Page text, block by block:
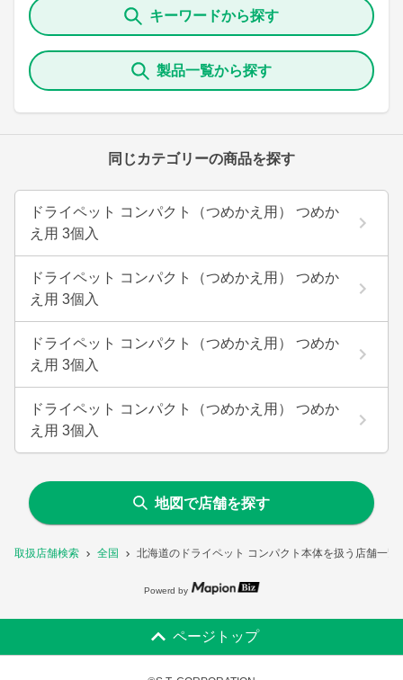
取扱店舗検索 全国 北海道のドライペット コンパクト本体を扱う店舗一覧
キーワードから探す
製品一覧から探す
同じカテゴリーの商品を探す
ドライペット コンパクト（つめかえ用） つめか
え用 3個入
ドライペット コンパクト（つめかえ用） つめか
え用 3個入
ドライペット コンパクト（つめかえ用） つめか
え用 3個入
ドライペット コンパクト（つめかえ用） つめか
え用 3個入
地図で店舗を探す
Powerd by
ページトップ